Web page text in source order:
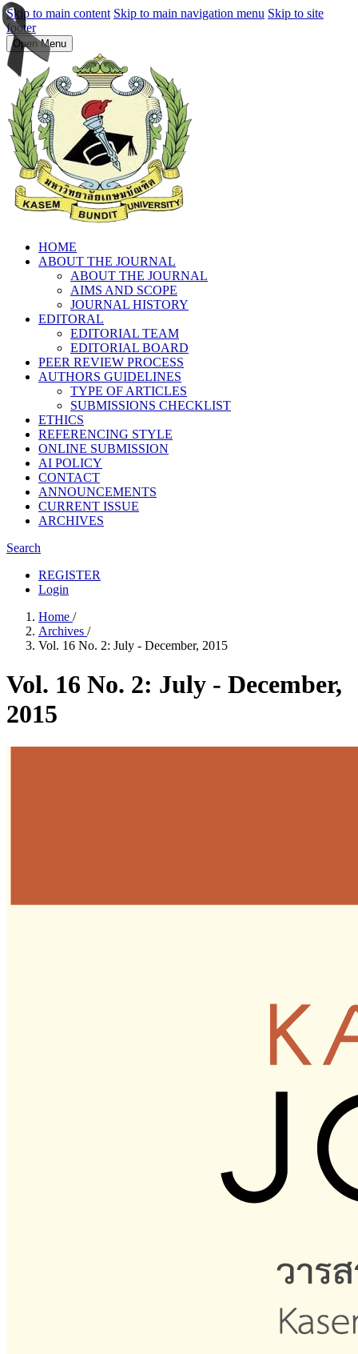
Skip to main content Skip to main navigation menu Skip to site
footer
Open Menu
HOME
ABOUT THE JOURNAL
ABOUT THE JOURNAL
AIMS AND SCOPE
JOURNAL HISTORY
EDITORAL
EDITORIAL TEAM
EDITORIAL BOARD
PEER REVIEW PROCESS
AUTHORS GUIDELINES
TYPE OF ARTICLES
SUBMISSIONS CHECKLIST
ETHICS
REFERENCING STYLE
ONLINE SUBMISSION
AI POLICY
CONTACT
ANNOUNCEMENTS
CURRENT ISSUE
ARCHIVES
Search
REGISTER
Login
Home /
Archives /
Vol. 16 No. 2: July - December, 2015
Vol. 16 No. 2: July - December,
2015